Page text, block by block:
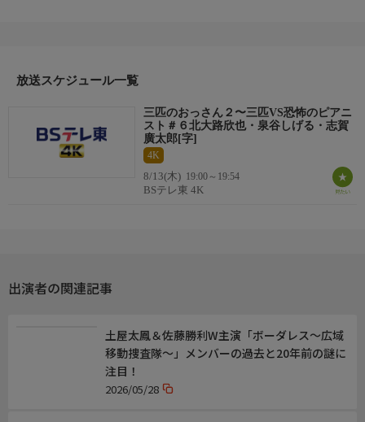
清田貴子…西田尚美
立花康生…津村知与支
立花理恵子…鈴木麻衣花
田坂…田代さやか
清田芳江…中田喜子
放送スケジュール一覧
三匹のおっさん２〜三匹VS恐怖のピアニ
スト＃６北大路欣也・泉谷しげる・志賀
廣太郎[字]
4K
8/13(木) 19:00～19:54
BSテレ東 4K
出演者の関連記事
土屋太鳳＆佐藤勝利W主演「ボーダレス〜広域
移動捜査隊〜」メンバーの過去と20年前の謎に
注目！
2026/05/28